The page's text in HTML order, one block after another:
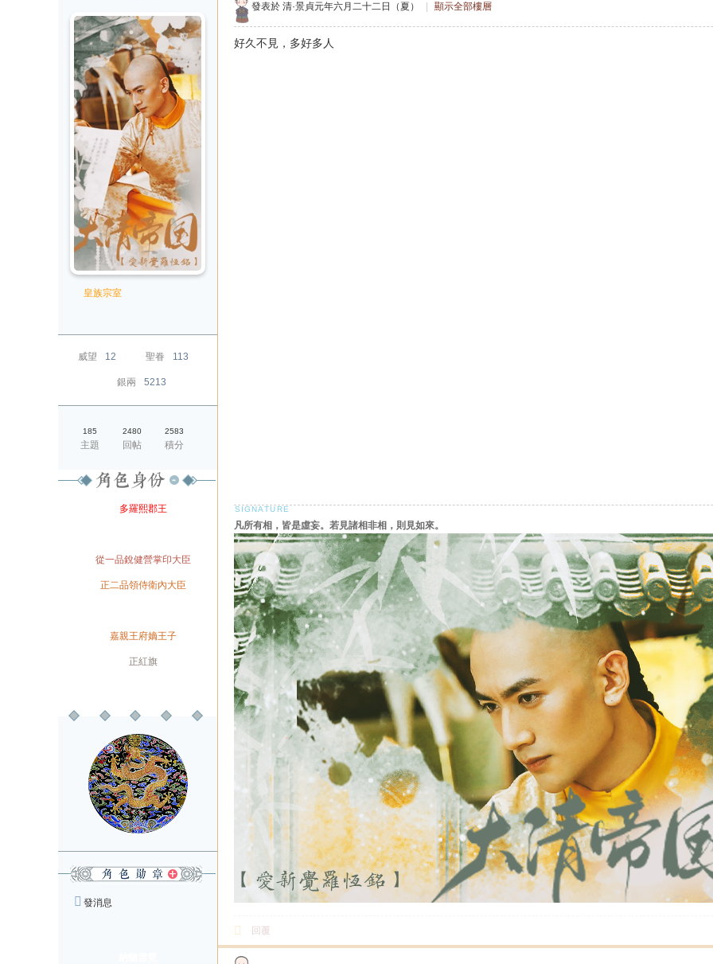
皇族宗室
威望 12 聖眷 113
銀兩 5213
185
主題
2480
回帖
2583
積分
多羅熙郡王
從一品銳健營掌印大臣
正二品領侍衛內大臣
嘉親王府嫡王子
正紅旗
發消息
發表於 清·景貞元年六月二十二日（夏） 顯示全部樓層
好久不見，多好多人
凡所有相，皆是虛妄。若見諸相非相，則見如來。
回覆